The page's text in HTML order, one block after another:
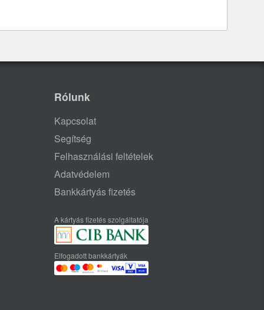
Rólunk
Kapcsolat
Segítség
Felhasználási feltételek
Adatvédelem
Bankkártyás fizetés
A kártyás fizetés szolgáltatója
Elfogadott bankkártyák